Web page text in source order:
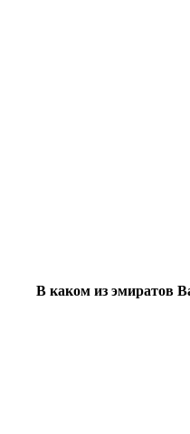
В каком из эмиратов